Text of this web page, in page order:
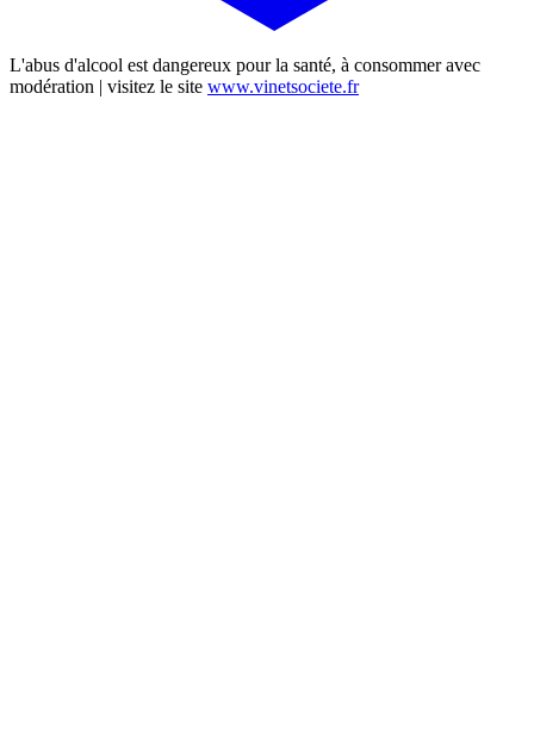
L'abus d'alcool est dangereux pour la santé, à consommer avec
modération | visitez le site www.vinetsociete.fr